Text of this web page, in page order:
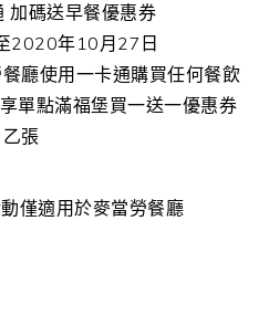
加碼送早餐優惠券
2020年10月27日
廳使用一卡通購買任何餐飲
單點滿福堡買一送一優惠券
乙張
僅適用於麥當勞餐廳